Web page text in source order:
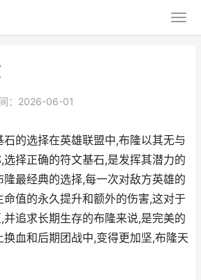
：2026-06-01
的选择在英雄联盟中,布隆以其无与
择正确的符文基石,是发挥其潜力的
最经典的选择,每一次对敌方英雄的
值的永久提升和额外的伤害,这对于
追求长期生存的布隆来说,是完美的
血和后期团战中,变得更加坚,布隆天